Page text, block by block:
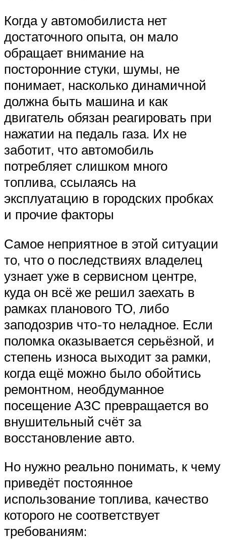
Когда у автомобилиста нет
достаточного опыта, он мало
обращает внимание на
посторонние стуки, шумы, не
понимает, насколько динамичной
должна быть машина и как
двигатель обязан реагировать при
нажатии на педаль газа. Их не
заботит, что автомобиль
потребляет слишком много
топлива, ссылаясь на
эксплуатацию в городских пробках
и прочие факторы
Самое неприятное в этой ситуации
то, что о последствиях владелец
узнает уже в сервисном центре,
куда он всё же решил заехать в
рамках планового ТО, либо
заподозрив что-то неладное. Если
поломка оказывается серьёзной, и
степень износа выходит за рамки,
когда ещё можно было обойтись
ремонтном, необдуманное
посещение АЗС превращается во
внушительный счёт за
восстановление авто.
Но нужно реально понимать, к чему
приведёт постоянное
использование топлива, качество
которого не соответствует
требованиям: